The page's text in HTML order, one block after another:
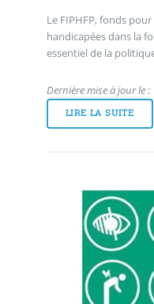
Le FIPHFP, fonds
handicapées dans la
essentiel de la
Dernière mise à jour le
LIRE LA SUITE